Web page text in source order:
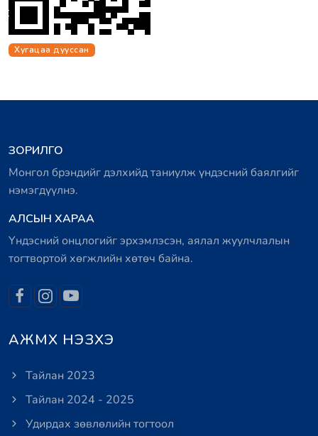
Хугацаа дууссан
ЗОРИЛГО
Монгол брэндийг дэлхийд таниулж үндэсний баялгийг
нэмэгдүүлнэ.
АЛСЫН ХАРАА
Үндэсний онцлогийг эрхэмлэсэн, аялал жуулчлалын
тогтвортой хөгжлийн хөтөч байна.
АЖМХ НЭЗХЭ
Тайлан 2023
Тайлан 2024 - 2025
Удирдах зөвлөлийн тогтоол